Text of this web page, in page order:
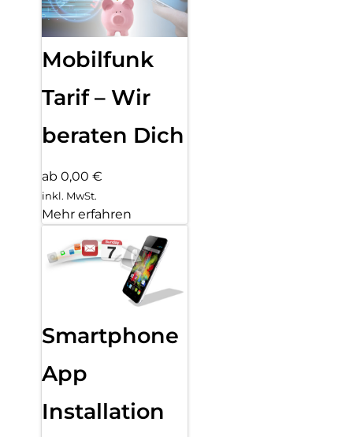
Mobilfunk
Tarif – Wir
beraten Dich
ab 0,00 €
inkl. MwSt.
Mehr erfahren
Smartphone
App
Installation